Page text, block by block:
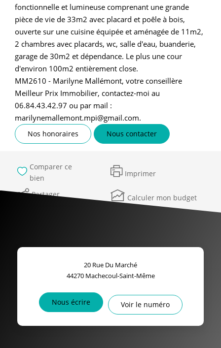
fonctionnelle et lumineuse comprenant une grande
pièce de vie de 33m2 avec placard et poêle à bois,
ouverte sur une cuisine équipée et aménagée de 11m2,
2 chambres avec placards, wc, salle d'eau, buanderie,
garage de 30m2 et dépendance. Le plus une cour
d'environ 100m2 entièrement close.
MM2610 - Marilyne Mallémont, votre conseillère
Meilleur Prix Immobilier, contactez-moi au
06.84.43.42.97 ou par mail :
marilynemallemont.mpi@gmail.com.
Nos honoraires Nous contacter
Comparer ce
bien
Imprimer
Partager Calculer mon budget
20 Rue Du Marché
44270 Machecoul-Saint-Même
Nous écrire Voir le numéro